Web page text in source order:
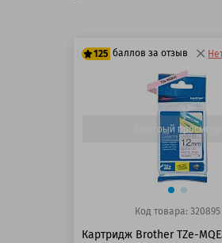
125 баллов за отзыв
Быстрый просмотр
Код товара: 320895
Картридж Brother TZe-